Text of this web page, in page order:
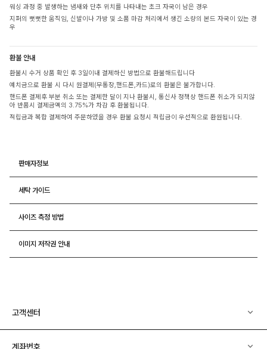
워싱 과정 중 발생하는 냄새와 단추 위치를 나타내는 초크 자국이 남은 경우
지퍼의 뻣뻣한 움직임, 신발이나 가방 및 소품 마감 처리에서 생긴 소량의 본드 자국이 있는 경
우
환불 안내
환불시 수거 상품 확인 후 3일이내 결제하신 방법으로 환불해드립니다
예치금으로 환불 시 다시 원결제(무통장,핸드폰,카드)로의 환불은 불가합니다.
핸드폰 결제후 부분 취소 또는 결제한 달이 지나 환불시, 통신사 정책상 핸드폰 취소가 되지않
아 반품시 결제금액의 3.75%가 차감 후 환불됩니다.
적립금과 복합 결제하여 주문하였을 경우 환불 요청시 적립금이 우선적으로 환원됩니다.
판매자정보
세탁 가이드
사이즈 측정 방법
이미지 저작권 안내
고객센터
계좌번호